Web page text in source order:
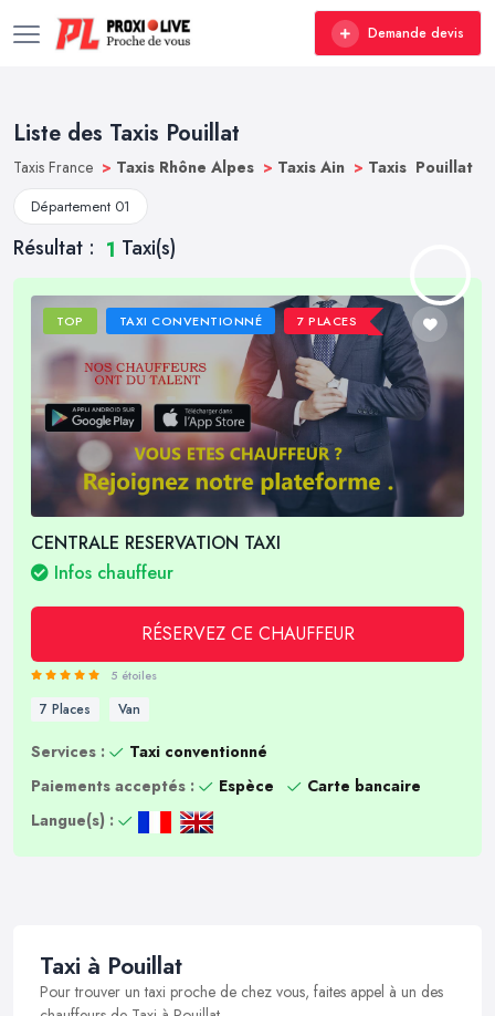
Demande devis
Liste des Taxis Pouillat
Taxis France > Taxis Rhône Alpes > Taxis Ain > Taxis Pouillat
Département 01
Résultat : 1 Taxi(s)
TOP TAXI CONVENTIONNÉ 7 PLACES
CENTRALE RESERVATION TAXI
Infos chauffeur
RÉSERVEZ CE CHAUFFEUR
5 étoiles
7 Places Van
Services :
Taxi conventionné
Paiements acceptés :
Espèce
Carte bancaire
Langue(s) :
Taxi à Pouillat
Pour trouver un taxi proche de chez vous, faites appel à un des